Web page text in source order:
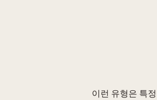
이런 유형은 특